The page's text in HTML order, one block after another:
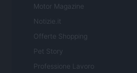
Motor Magazine
Notizie.it
Offerte Shopping
Pet Story
Professione Lavoro